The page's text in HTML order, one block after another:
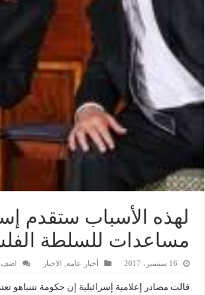
لهذه الأسباب ستقدم
مساعدات للسلطة
16 سبتمبر، 2017 أخبار عامه الاخبار اضف
قالت مصادر إعلامية إسرائيلية إن حكومة نتنياهو